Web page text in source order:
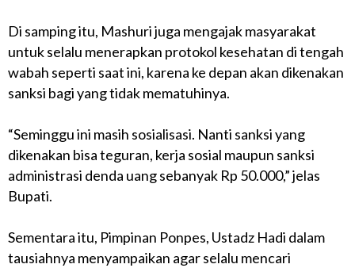
Di samping itu, Mashuri juga mengajak masyarakat
untuk selalu menerapkan protokol kesehatan di tengah
wabah seperti saat ini, karena ke depan akan dikenakan
sanksi bagi yang tidak mematuhinya.
“Seminggu ini masih sosialisasi. Nanti sanksi yang
dikenakan bisa teguran, kerja sosial maupun sanksi
administrasi denda uang sebanyak Rp 50.000,” jelas
Bupati.
Sementara itu, Pimpinan Ponpes, Ustadz Hadi dalam
tausiahnya menyampaikan agar selalu mencari